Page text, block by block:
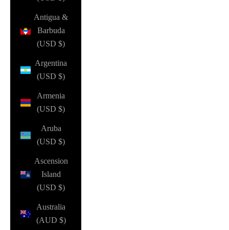
Antigua &
Barbuda
(USD $)
Argentina
(USD $)
Armenia
(USD $)
Aruba
(USD $)
Ascension
Island
(USD $)
Australia
(AUD $)